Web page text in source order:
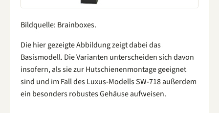
Bildquelle: Brainboxes.
Die hier gezeigte Abbildung zeigt dabei das
Basismodell. Die Varianten unterscheiden sich davon
insofern, als sie zur Hutschienenmontage geeignet
sind und im Fall des Luxus-Modells SW-718 außerdem
ein besonders robustes Gehäuse aufweisen.